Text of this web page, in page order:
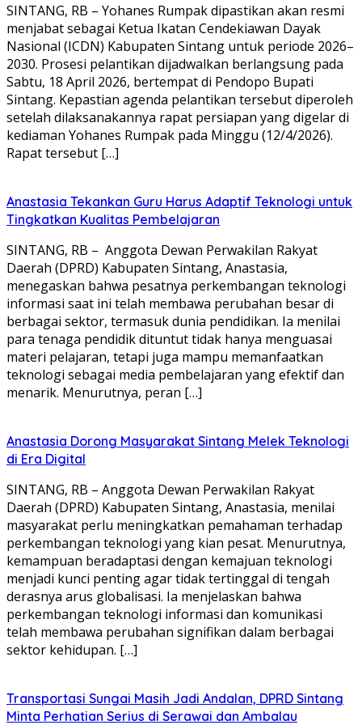
SINTANG, RB – Yohanes Rumpak dipastikan akan resmi
menjabat sebagai Ketua Ikatan Cendekiawan Dayak
Nasional (ICDN) Kabupaten Sintang untuk periode 2026–
2030. Prosesi pelantikan dijadwalkan berlangsung pada
Sabtu, 18 April 2026, bertempat di Pendopo Bupati
Sintang. Kepastian agenda pelantikan tersebut diperoleh
setelah dilaksanakannya rapat persiapan yang digelar di
kediaman Yohanes Rumpak pada Minggu (12/4/2026).
Rapat tersebut […]
Anastasia Tekankan Guru Harus Adaptif Teknologi untuk
Tingkatkan Kualitas Pembelajaran
SINTANG, RB – Anggota Dewan Perwakilan Rakyat
Daerah (DPRD) Kabupaten Sintang, Anastasia,
menegaskan bahwa pesatnya perkembangan teknologi
informasi saat ini telah membawa perubahan besar di
berbagai sektor, termasuk dunia pendidikan. Ia menilai
para tenaga pendidik dituntut tidak hanya menguasai
materi pelajaran, tetapi juga mampu memanfaatkan
teknologi sebagai media pembelajaran yang efektif dan
menarik. Menurutnya, peran […]
Anastasia Dorong Masyarakat Sintang Melek Teknologi
di Era Digital
SINTANG, RB – Anggota Dewan Perwakilan Rakyat
Daerah (DPRD) Kabupaten Sintang, Anastasia, menilai
masyarakat perlu meningkatkan pemahaman terhadap
perkembangan teknologi yang kian pesat. Menurutnya,
kemampuan beradaptasi dengan kemajuan teknologi
menjadi kunci penting agar tidak tertinggal di tengah
derasnya arus globalisasi. Ia menjelaskan bahwa
perkembangan teknologi informasi dan komunikasi
telah membawa perubahan signifikan dalam berbagai
sektor kehidupan. […]
Transportasi Sungai Masih Jadi Andalan, DPRD Sintang
Minta Perhatian Serius di Serawai dan Ambalau